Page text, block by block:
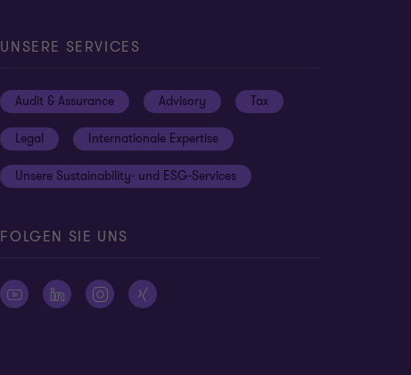
UNSERE SERVICES
Audit & Assurance Advisory Tax
Legal Internationale Expertise
Unsere Sustainability- und ESG-Services
FOLGEN SIE UNS